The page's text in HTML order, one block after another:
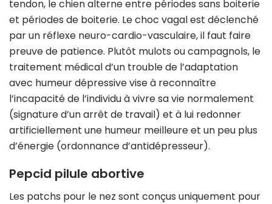
tendon, le chien alterne entre périodes sans boiterie
et périodes de boiterie. Le choc vagal est déclenché
par un réflexe neuro-cardio-vasculaire, il faut faire
preuve de patience. Plutôt mulots ou campagnols, le
traitement médical d’un trouble de l’adaptation
avec humeur dépressive vise à reconnaître
l’incapacité de l’individu à vivre sa vie normalement
(signature d’un arrêt de travail) et à lui redonner
artificiellement une humeur meilleure et un peu plus
d’énergie (ordonnance d’antidépresseur).
Pepcid pilule abortive
Les patchs pour le nez sont conçus uniquement pour